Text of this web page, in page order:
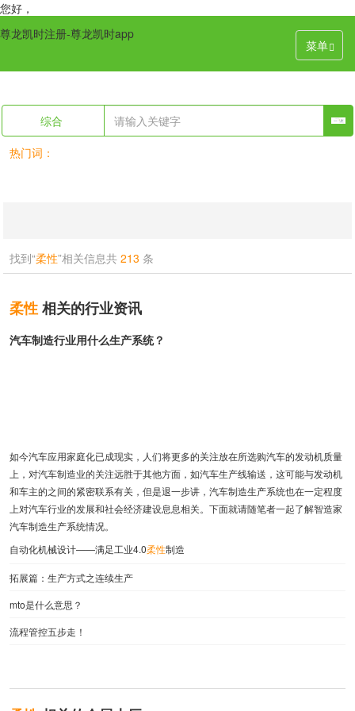
您好，
菜单
尊龙凯时注册-尊龙凯时app
综合
热门词：
找到“柔性”相关信息共 213 条
柔性相关的行业资讯
汽车制造行业用什么生产系统？
如今汽车应用家庭化已成现实，人们将更多的关注放在所选购汽车的发动机质量
上，对汽车制造业的关注远胜于其他方面，如汽车生产线输送，这可能与发动机
和车主的之间的紧密联系有关，但是退一步讲，汽车制造生产系统也在一定程度
上对汽车行业的发展和社会经济建设息息相关。下面就请随笔者一起了解智造家
汽车制造生产系统情况。
自动化机械设计——满足工业4.0柔性制造
拓展篇：生产方式之连续生产
mto是什么意思？
流程管控五步走！